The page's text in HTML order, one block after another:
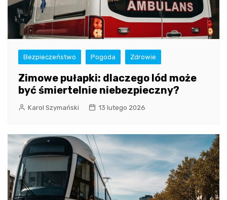
Bezpieczeństwo Pogoda Zdrowie
Zimowe pułapki: dlaczego lód może
być śmiertelnie niebezpieczny?
Karol Szymański 13 lutego 2026